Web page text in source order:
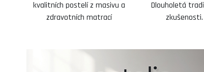
kvalitních postelí z masivu a
zdravotních matrací
Dlouholetá
zkušenosti.